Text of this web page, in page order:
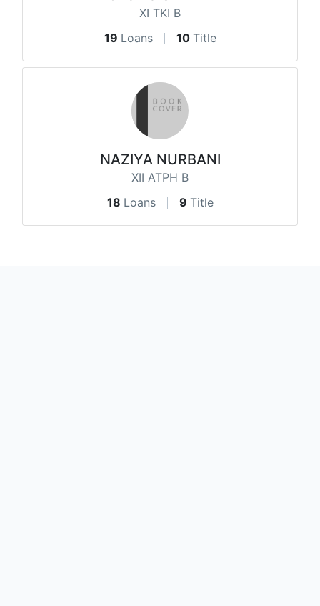
XI TKI B
19 Loans 10 Title
NAZIYA NURBANI
XII ATPH B
18 Loans 9 Title